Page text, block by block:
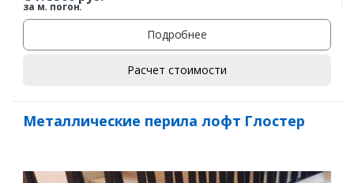
за м. погон.
Подробнее
Расчет стоимости
Металлические перила лофт Глостер